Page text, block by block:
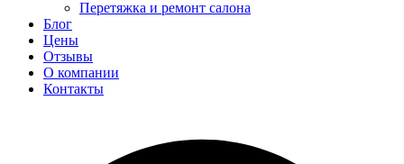
Перетяжка и ремонт салона
Блог
Цены
Отзывы
О компании
Контакты